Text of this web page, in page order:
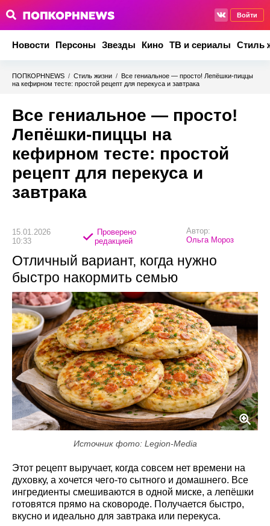
Войти
Новости Персоны Звезды Кино ТВ и сериалы Стиль
ПОПКОРНNEWS / Стиль жизни / Все гениальное — просто! Лепёшки-пиццы
на кефирном тесте: простой рецепт для перекуса и завтрака
Все гениальное — просто!
Лепёшки-пиццы на
кефирном тесте: простой
рецепт для перекуса и
завтрака
15.01.2026
10:33
Проверено
редакцией
Автор:
Ольга Мороз
Отличный вариант, когда нужно
быстро накормить семью
Источник фото: Legion-Media
Этот рецепт выручает, когда совсем нет времени на
духовку, а хочется чего-то сытного и домашнего. Все
ингредиенты смешиваются в одной миске, а лепёшки
готовятся прямо на сковороде. Получается быстро,
вкусно и идеально для завтрака или перекуса.